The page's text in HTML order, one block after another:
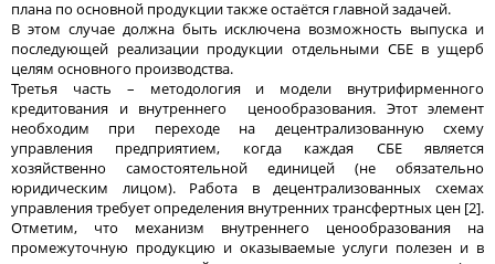
плана по основной продукции также остаётся главной задачей.
В этом случае должна быть исключена возможность выпуска и
последующей реализации продукции отдельными СБЕ в ущерб
целям основного производства.
Третья часть – методология и модели внутрифирменного
кредитования и внутреннего ценообразования. Этот элемент
необходим при переходе на децентрализованную схему
управления предприятием, когда каждая СБЕ является
хозяйственно самостоятельной единицей (не обязательно
юридическим лицом). Работа в децентрализованных схемах
управления требует определения внутренних трансфертных цен [2].
Отметим, что механизм внутреннего ценообразования на
промежуточную продукцию и оказываемые услуги полезен и в